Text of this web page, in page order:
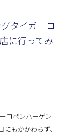
タイガーコ
に行ってみ
コペンハーゲン」
もかかわらず、